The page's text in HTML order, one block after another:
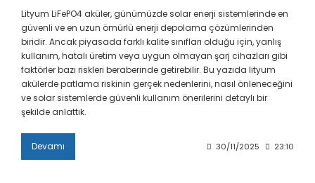
Lityum LiFePO4 aküler, günümüzde solar enerji sistemlerinde en
güvenli ve en uzun ömürlü enerji depolama çözümlerinden
biridir. Ancak piyasada farklı kalite sınıfları olduğu için, yanlış
kullanım, hatalı üretim veya uygun olmayan şarj cihazları gibi
faktörler bazı riskleri beraberinde getirebilir. Bu yazıda lityum
akülerde patlama riskinin gerçek nedenlerini, nasıl önleneceğini
ve solar sistemlerde güvenli kullanım önerilerini detaylı bir
şekilde anlattık.
Devamı 30/11/2025 23:10